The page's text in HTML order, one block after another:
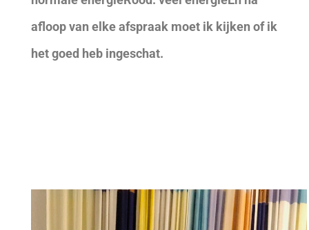
afloop van elke afspraak moet ik kijken of ik
het goed heb ingeschat.